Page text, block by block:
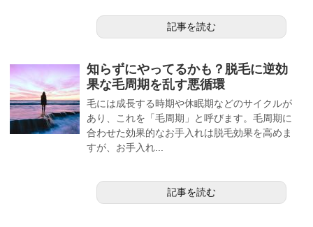
記事を読む
知らずにやってるかも？脱毛に逆効
果な毛周期を乱す悪循環
毛には成長する時期や休眠期などのサイクルが
あり、これを「毛周期」と呼びます。毛周期に
合わせた効果的なお手入れは脱毛効果を高めま
すが、お手入れ...
記事を読む